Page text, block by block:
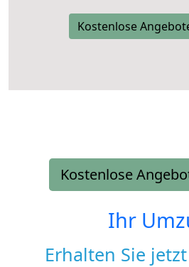
Kostenlose
Kostenlose
Ihr
Erhalten Sie